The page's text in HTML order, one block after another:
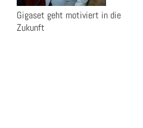
Gigaset geht motiviert in die
Zukunft